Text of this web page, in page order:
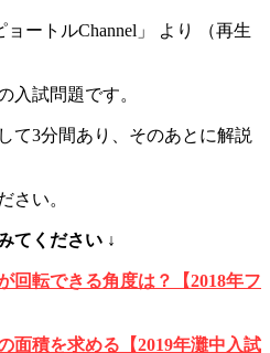
ョートルChannel 」 より （再生
入試問題です。
て3分間あり、そのあとに解説
さい。
てください ↓
回転できる角度は？【2018年フ
面積を求める【2019年灘中入試